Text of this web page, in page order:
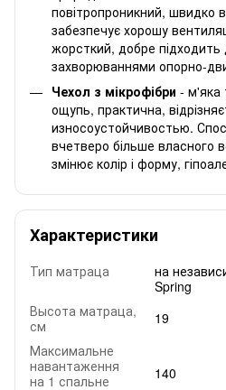
повітропроникний, швидко
забезпечує хорошу
жорсткий, добре підходить
захворюваннями опорно-
Чехол з мікрофібри - м'яка
ощупь, практична,
износоустойчивостью.
вчетверо більше власного
змінює колір і форму,
Характеристики
Тип матраца
на
Spring
Высота матраца,
см
19
Максимальне
навантаження
на 1 спальне
140